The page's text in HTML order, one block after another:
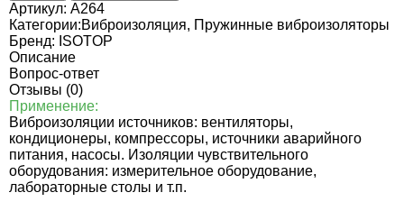
Артикул: A264
Категории:Виброизоляция, Пружинные виброизоляторы
Бренд: ISOTOP
Описание
Вопрос-ответ
Отзывы (0)
Применение:
Виброизоляции источников: вентиляторы,
кондиционеры, компрессоры, источники аварийного
питания, насосы. Изоляции чувствительного
оборудования: измерительное оборудование,
лабораторные столы и т.п.